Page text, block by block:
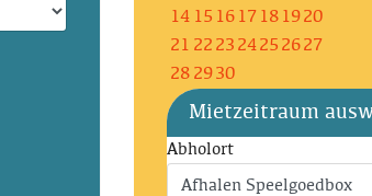
14 15 16 17 18 1920
21 22 23 2425 2627
28 2930
Mietzeitraum
Abholort